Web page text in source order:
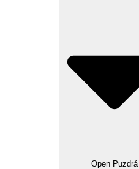
Open Puzdrá